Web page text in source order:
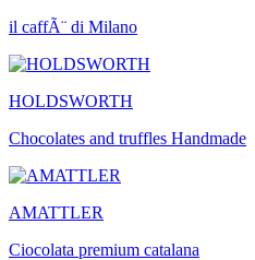
il caffÃ¨ di Milano
HOLDSWORTH
Chocolates and truffles Handmade
AMATTLER
Ciocolata premium catalana